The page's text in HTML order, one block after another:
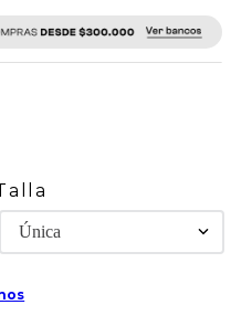
Única